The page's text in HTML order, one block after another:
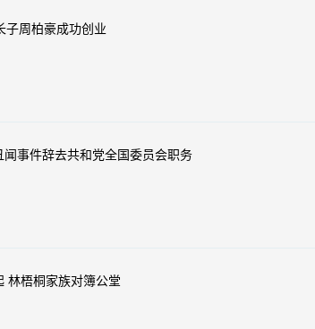
子周柏豪成功创业
闻事件辞去共和党全国委员会职务
林梧桐家族对簿公堂